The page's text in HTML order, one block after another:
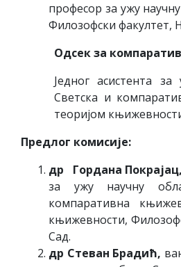
професор за ужу
Филозофски факултет,
Одсек за
Једног асистента
Светска и
теоријом
Предлог комисије:
др Гордана Покрајац,
за ужу научну
компаративна
књижевности,
Сад.
др Стеван Брадић,